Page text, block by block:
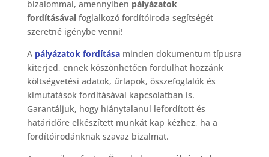
bizalommal, amennyiben pályázatok
fordításávalfoglalkozó fordítóiroda segítségét
szeretné igénybe venni!
A pályázatok fordításaminden dokumentum típusra
kiterjed, ennek köszönhetően fordulhat hozzánk
költségvetési adatok, űrlapok, összefoglalók és
kimutatások fordításával kapcsolatban is.
Garantáljuk, hogy hiánytalanul lefordított és
határidőre elkészített munkát kap kézhez, ha a
fordítóirodánknak szavaz bizalmat.